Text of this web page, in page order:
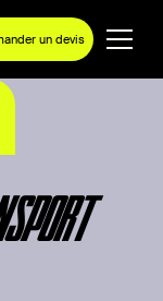
un devis